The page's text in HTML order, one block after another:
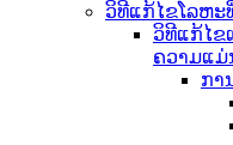
ວິທີແກ້ໄຂໂລຫະ
ວິທີແກ້ໄຂ
ຄວາມແມ່
ກາ